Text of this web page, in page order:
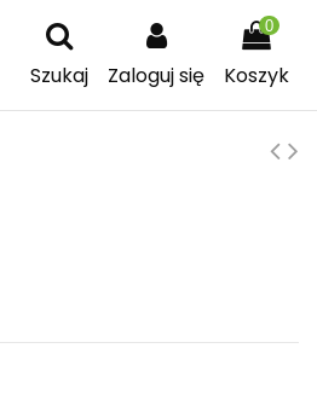
Szukaj
Zaloguj się
0
Koszyk